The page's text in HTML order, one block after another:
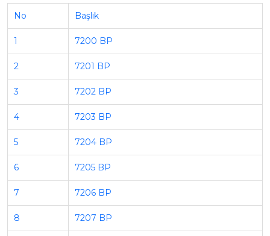
No Başlık
1 7200 BP
2 7201 BP
3 7202 BP
4 7203 BP
5 7204 BP
6 7205 BP
7 7206 BP
8 7207 BP